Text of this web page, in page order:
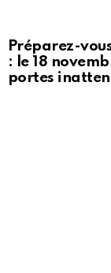
Préparez-
: le 18
portes